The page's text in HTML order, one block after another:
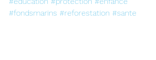
#fondsmarins #reforestation #sante